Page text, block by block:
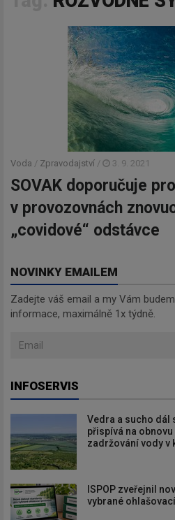
Voda / Zpravodajství / 3. 9. 2021
SOVAK doporučuje
v provozovnách
„covidové“ odstávce
NOVINKY EMAILEM
Zadejte váš email a my Vám
informace, maximálně 1x týdně.
INFOSERVIS
Vedra a sucho dál
přispívá na
zadržování vody v
ISPOP zveřejnil
vybrané